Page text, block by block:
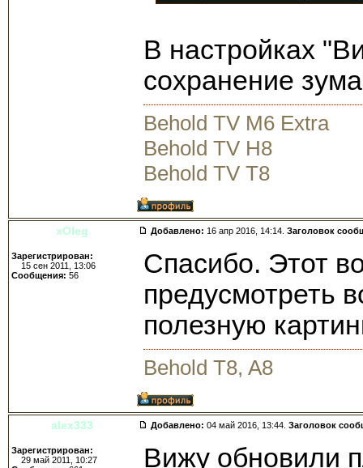
В настройках
сохранение
Behold TV M6 Extra
Behold TV H8
Behold TV T8
xOleg Добавлено: 16 апр 2016, 14:14. Заголовок
Зарегистрирован:
15 сен 2011, 13:06
Сообщения: 56
Спасибо. Этот
предусмотреть
полезную
Behold T8, A8
alex333 Добавлено: 04 май 2016, 13:44. Заголовок
Зарегистрирован:
29 май 2011, 10:27
Вижу обновили